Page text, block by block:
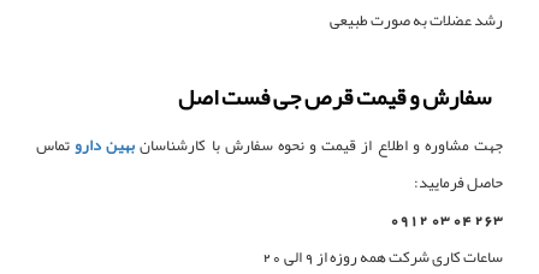
رشد عضلات به صورت طبیعی
سفارش و قیمت قرص جی فست اصل
جهت مشاوره و اطلاع از قیمت و نحوه سفارش با کارشناسانبهین داروتماس
حاصل فرمایید:
263 04 03 0912
ساعات کاری شرکت همه روزه از 9 الی 20